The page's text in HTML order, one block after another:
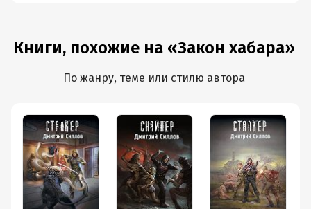
Книги, похожие на «Закон хабара»
По жанру, теме или стилю автора